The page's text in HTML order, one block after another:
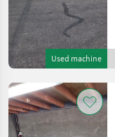
Used machine